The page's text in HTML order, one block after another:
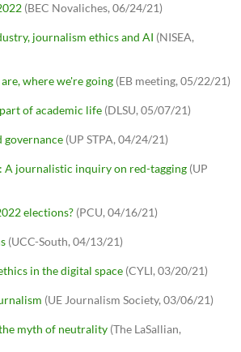
(BEC Novaliches, 06/24/21)
journalism ethics and AI (NISEA,
where we're going (EB meeting, 05/22/21)
of academic life (DLSU, 05/07/21)
governance (UP STPA, 04/24/21)
A journalistic inquiry on red-tagging (UP
elections? (PCU, 04/16/21)
(UCC-South, 04/13/21)
in the digital space (CYLI, 03/20/21)
(UE Journalism Society, 03/06/21)
myth of neutrality (The LaSallian,